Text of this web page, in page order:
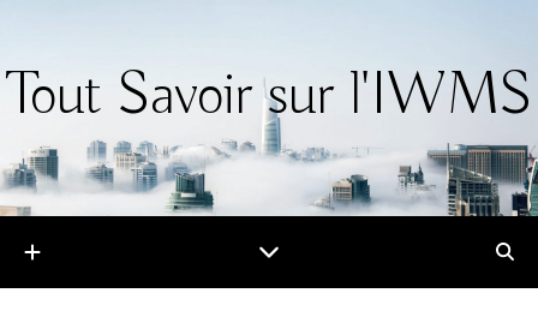
Tout Savoir sur l'IWMS